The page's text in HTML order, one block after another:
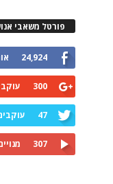
פורטל משאבי
24,924
300
47
307